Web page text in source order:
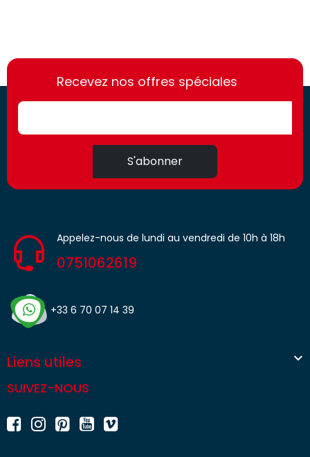
https://france-
access.fr
https://france-
access.fr
Recevez nos offres spéciales
S'abonner
Appelez-nous de lundi au vendredi de 10h à 18h
0751062619
+33 6 70 07 14 39
Liens utiles 
SUIVEZ-NOUS